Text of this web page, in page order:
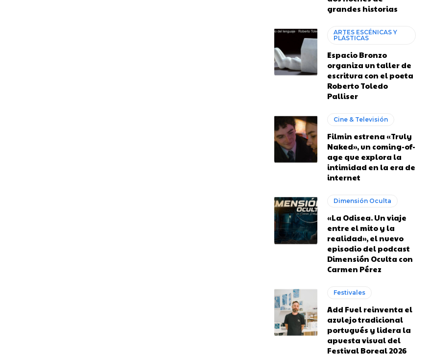
grandes historias
ARTES ESCÉNICAS Y
PLÁSTICAS
Espacio Bronzo
organiza un taller de
escritura con el poeta
Roberto Toledo
Palliser
Cine & Televisión
Filmin estrena «Truly
Naked», un coming-of-
age que explora la
intimidad en la era de
internet
Dimensión Oculta
«La Odisea. Un viaje
entre el mito y la
realidad», el nuevo
episodio del podcast
Dimensión Oculta con
Carmen Pérez
Festivales
Add Fuel reinventa el
azulejo tradicional
portugués y lidera la
apuesta visual del
Festival Boreal 2026